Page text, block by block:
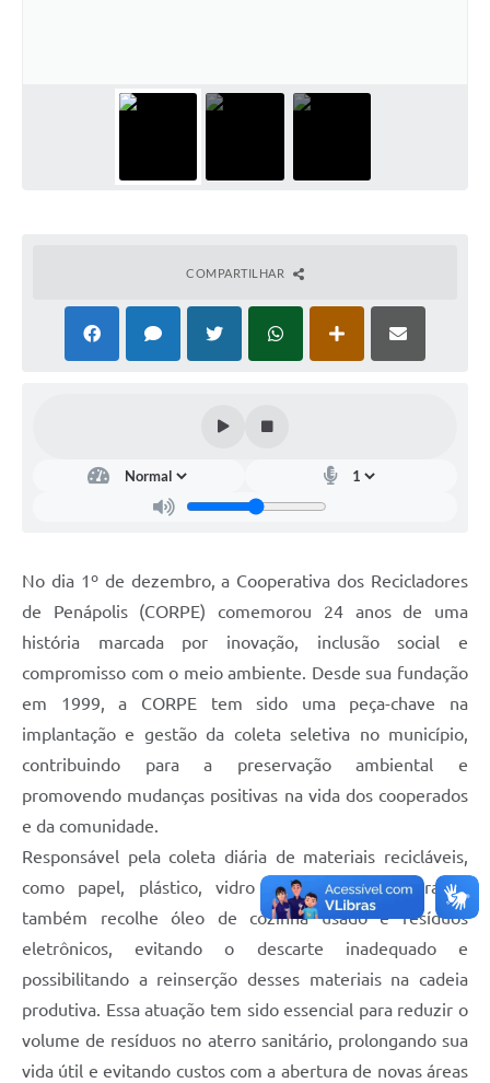
Galeria de Vídeos
Serviços Online
Diário Oficial
COMPARTILHAR
No dia 1º de dezembro, a Cooperativa dos Recicladores
de Penápolis (CORPE) comemorou 24 anos de uma
história marcada por inovação, inclusão social e
compromisso com o meio ambiente. Desde sua fundação
em 1999, a CORPE tem sido uma peça-chave na
implantação e gestão da coleta seletiva no município,
contribuindo para a preservação ambiental e
promovendo mudanças positivas na vida dos cooperados
e da comunidade.
Responsável pela coleta diária de materiais recicláveis,
como papel, plástico, vidro e metal, a cooperativa
também recolhe óleo de cozinha usado e resíduos
eletrônicos, evitando o descarte inadequado e
possibilitando a reinserção desses materiais na cadeia
produtiva. Essa atuação tem sido essencial para reduzir o
volume de resíduos no aterro sanitário, prolongando sua
vida útil e evitando custos com a abertura de novas áreas